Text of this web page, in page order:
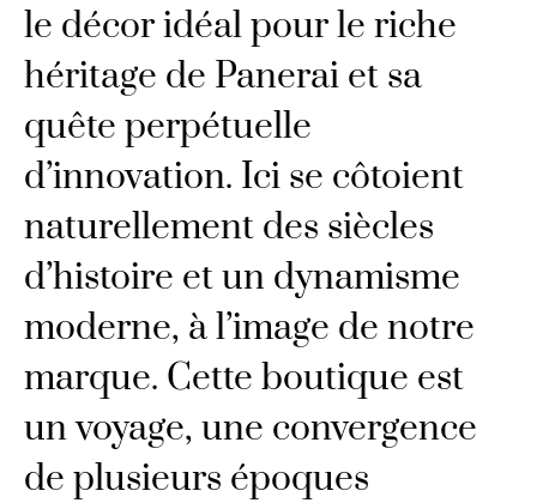
le décor idéal pour le riche
héritage de Panerai et sa
quête perpétuelle
d’innovation. Ici se côtoient
naturellement des siècles
d’histoire et un dynamisme
moderne, à l’image de notre
marque. Cette boutique est
un voyage, une convergence
de plusieurs époques